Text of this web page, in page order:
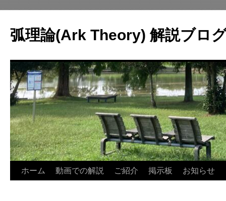
テ
ン
へ
ス
キ
ッ
プ
弧理論(Ark Theory) 解説ブロ
ホーム 動画での解説 ご紹介 掲示板 お知らせ